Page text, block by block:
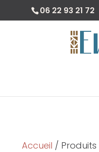
06 22 93 21 72
Accueil / Produits